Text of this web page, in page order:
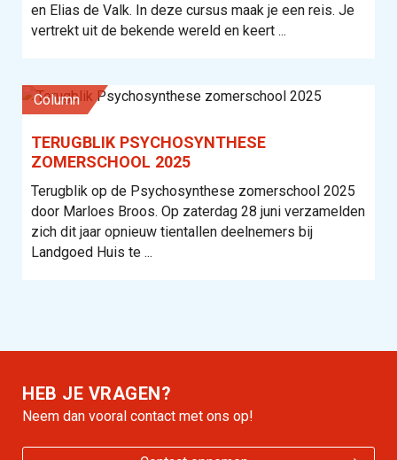
en Elias de Valk. In deze cursus maak je een reis. Je
vertrekt uit de bekende wereld en keert ...
column
TERUGBLIK PSYCHOSYNTHESE
ZOMERSCHOOL 2025
Terugblik op de Psychosynthese zomerschool 2025
door Marloes Broos. Op zaterdag 28 juni verzamelden
zich dit jaar opnieuw tientallen deelnemers bij
Landgoed Huis te ...
HEB JE VRAGEN?
Neem dan vooral contact met ons op!